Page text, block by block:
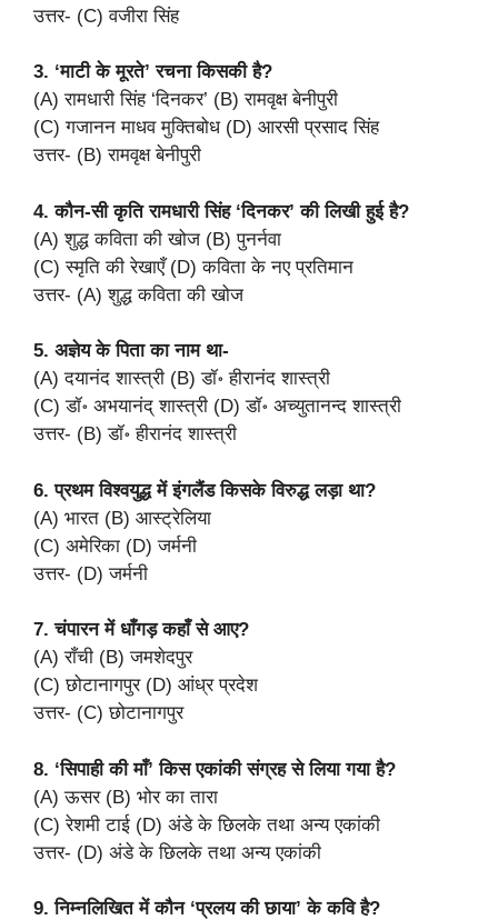
उत्तर- (C) वजीरा सिंह
3. ‘माटी के मूरते’ रचना किसकी है?
(A) रामधारी सिंह ‘दिनकर’ (B) रामवृक्ष बेनीपुरी
(C) गजानन माधव मुक्तिबोध (D) आरसी प्रसाद सिंह
उत्तर- (B) रामवृक्ष बेनीपुरी
4. कौन-सी कृति रामधारी सिंह ‘दिनकर’ की लिखी हुई है?
(A) शुद्ध कविता की खोज (B) पुनर्नवा
(C) स्मृति की रेखाएँ (D) कविता के नए प्रतिमान
उत्तर- (A) शुद्ध कविता की खोज
5. अज्ञेय के पिता का नाम था-
(A) दयानंद शास्त्री (B) डॉ॰ हीरानंद शास्त्री
(C) डॉ॰ अभयानंद् शास्त्री (D) डॉ॰ अच्युतानन्द शास्त्री
उत्तर- (B) डॉ॰ हीरानंद शास्त्री
6. प्रथम विश्वयुद्ध में इंगलैंड किसके विरुद्ध लड़ा था?
(A) भारत (B) आस्ट्रेलिया
(C) अमेरिका (D) जर्मनी
उत्तर- (D) जर्मनी
7. चंपारन में धाँगड़ कहाँ से आए?
(A) राँची (B) जमशेदपुर
(C) छोटानागपुर (D) आंध्र प्रदेश
उत्तर- (C) छोटानागपुर
8. ‘सिपाही की माँ’ किस एकांकी संग्रह से लिया गया है?
(A) ऊसर (B) भोर का तारा
(C) रेशमी टाई (D) अंडे के छिलके तथा अन्य एकांकी
उत्तर- (D) अंडे के छिलके तथा अन्य एकांकी
9. निम्नलिखित में कौन ‘प्रलय की छाया’ के कवि है?